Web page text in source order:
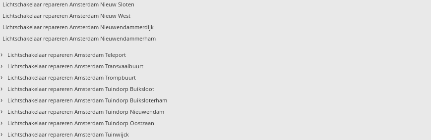
Lichtschakelaar repareren Amsterdam Nieuw Sloten
Lichtschakelaar repareren Amsterdam Nieuw West
Lichtschakelaar repareren Amsterdam Nieuwendammerdijk
Lichtschakelaar repareren Amsterdam Nieuwendammerham
› Lichtschakelaar repareren Amsterdam Teleport
› Lichtschakelaar repareren Amsterdam Transvaalbuurt
› Lichtschakelaar repareren Amsterdam Trompbuurt
› Lichtschakelaar repareren Amsterdam Tuindorp Buiksloot
› Lichtschakelaar repareren Amsterdam Tuindorp Buiksloterham
› Lichtschakelaar repareren Amsterdam Tuindorp Nieuwendam
› Lichtschakelaar repareren Amsterdam Tuindorp Oostzaan
› Lichtschakelaar repareren Amsterdam Tuinwijck